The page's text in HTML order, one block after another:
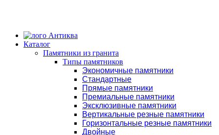
Каталог
Памятники из гранита
Типы памятников
Экономичные памятники
Стандартные
Прямые памятники
Премиальные памятники
Эксклюзивные памятники
Вертикальные резные памятники
Горизонтальные резные памятники
Двойные